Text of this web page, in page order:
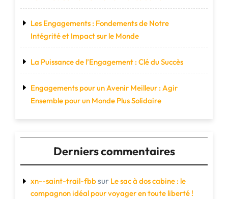
Les Engagements : Fondements de Notre
Intégrité et Impact sur le Monde
La Puissance de l’Engagement : Clé du Succès
Engagements pour un Avenir Meilleur : Agir
Ensemble pour un Monde Plus Solidaire
Derniers commentaires
xn--saint-trail-fbbsur Le sac à dos cabine : le
compagnon idéal pour voyager en toute liberté !